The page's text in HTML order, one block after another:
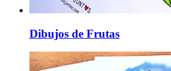
Dibujos de Frutas